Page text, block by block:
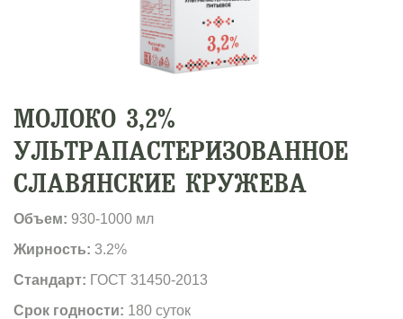
МОЛОКО 3,2%
УЛЬТРАПАСТЕРИЗОВАННОЕ
СЛАВЯНСКИЕ КРУЖЕВА
Объем: 930-1000 мл
Жирность: 3.2%
Стандарт: ГОСТ 31450-2013
Срок годности: 180 суток